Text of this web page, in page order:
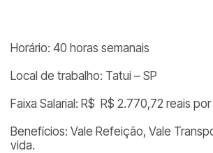
Horário: 40 horas semanais
Local de trabalho: Tatui – SP
Faixa Salarial: R$ R$ 2.770,72 reais
Benefícios: Vale Refeição, Vale
vida.